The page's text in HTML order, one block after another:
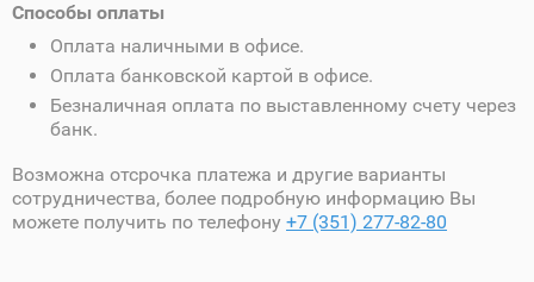
Способы оплаты
Оплата наличными в офисе.
Оплата банковской картой в офисе.
Безналичная оплата по выставленному счету через
банк.
Возможна отсрочка платежа и другие варианты
сотрудничества, более подробную информацию Вы
можете получить по телефону +7 (351) 277-82-80